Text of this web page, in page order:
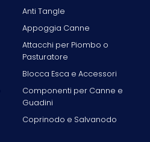
Anti Tangle
Appoggia Canne
Attacchi per Piombo o
Pasturatore
Blocca Esca e Accessori
Componenti per Canne e
Guadini
Coprinodo e Salvanodo